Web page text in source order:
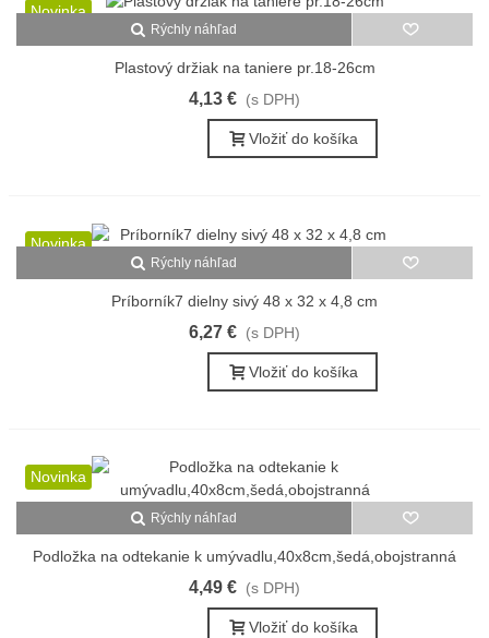
Novinka
Rýchly náhľad
Plastový držiak na taniere pr.18-26cm
4,13 € (s DPH)
Vložiť do košíka
Novinka
Rýchly náhľad
Príborník7 dielny sivý 48 x 32 x 4,8 cm
6,27 € (s DPH)
Vložiť do košíka
Novinka
Rýchly náhľad
Podložka na odtekanie k umývadlu,40x8cm,šedá,obojstranná
4,49 € (s DPH)
Vložiť do košíka